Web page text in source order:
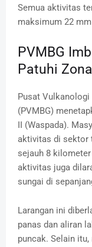
Semua aktivitas
maksimum 22
PVMBG
Patuhi
Pusat
(PVMBG)
II (Waspada).
aktivitas di sektor
sejauh 8
aktivitas juga
sungai di
Larangan ini
panas dan aliran
puncak. Selain itu,